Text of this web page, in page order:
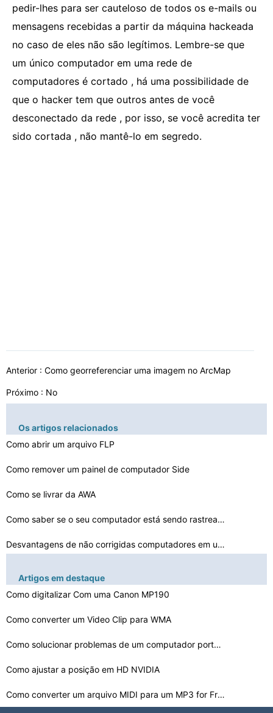
pedir-lhes para ser cauteloso de todos os e-mails ou
mensagens recebidas a partir da máquina hackeada
no caso de eles não são legítimos. Lembre-se que
um único computador em uma rede de
computadores é cortado , há uma possibilidade de
que o hacker tem que outros antes de você
desconectado da rede , por isso, se você acredita ter
sido cortada , não mantê-lo em segredo.
Anterior : Como georreferenciar uma imagem no ArcMap
Próximo : No
Os artigos relacionados
Como abrir um arquivo FLP
Como remover um painel de computador Side
Como se livrar da AWA
Como saber se o seu computador está sendo rastreada
Desvantagens de não corrigidas computadores em uma red…
Como instalar o Android 2.3 no LG Optimus
Como ligar um monitor para Alienware
Como descarregar eletricidade estática antes de começ…
Como fazer um recuo no Photoshop
Artigos em destaque
Como digitalizar Com uma Canon MP190
Como converter um Video Clip para WMA
Como solucionar problemas de um computador portátil nã…
Como ajustar a posição em HD NVIDIA
Como converter um arquivo MIDI para um MP3 for Free Onl…